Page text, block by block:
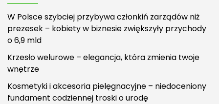
W Polsce szybciej przybywa członkiń zarządów niż
prezesek – kobiety w biznesie zwiększyły przychody
o 6,9 mld
Krzesło welurowe – elegancja, która zmienia twoje
wnętrze
Kosmetyki i akcesoria pielęgnacyjne – niedoceniony
fundament codziennej troski o urodę